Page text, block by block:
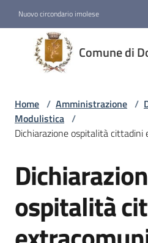
Nuovo circondario imolese
Comune di
Comune
di
Dozza
Amministrazione
Novità
Servizi
Home / Amministrazione /
Modulistica /
Dichiarazione ospitalità cittadini
Salta al contenuto
ospitalità